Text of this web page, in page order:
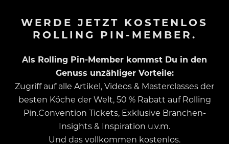
WERDE JETZT KOSTENLOS
ROLLING PIN-MEMBER.
Als Rolling Pin-Member kommst Du in den
Genuss unzähliger Vorteile:
Zugriff auf alle Artikel, Videos & Masterclasses der
besten Köche der Welt, 50 % Rabatt auf Rolling
Pin.Convention Tickets, Exklusive Branchen-
Insights & Inspiration u.v.m.
Und das vollkommen kostenlos.